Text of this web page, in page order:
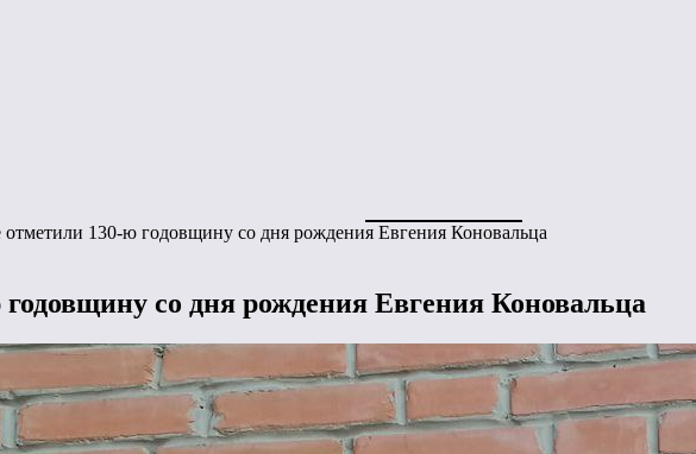
130-ю годовщину со дня рождения Евгения Коновальца
со дня рождения Евгения Коновальца